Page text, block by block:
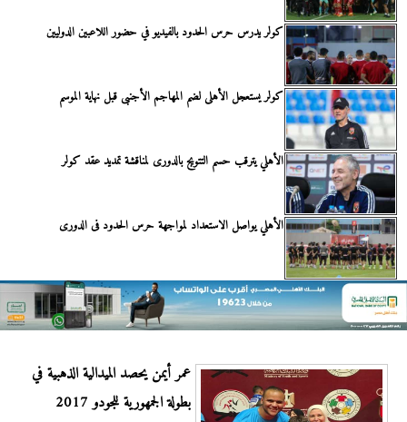
كولر يدرس حرس الحدود بالفيديو في حضور اللاعبين الدوليين
كولر يستعجل الأهلى لضم المهاجم الأجنبى قبل نهاية الموسم
الأهلي يترقب حسم التتويج بالدورى لمناقشة تمديد عقد كولر
الأهلي يواصل الاستعداد لمواجهة حرس الحدود فى الدورى
عمر أيمن يحصد الميدالية الذهبية في
بطولة الجمهورية للجودو 2017